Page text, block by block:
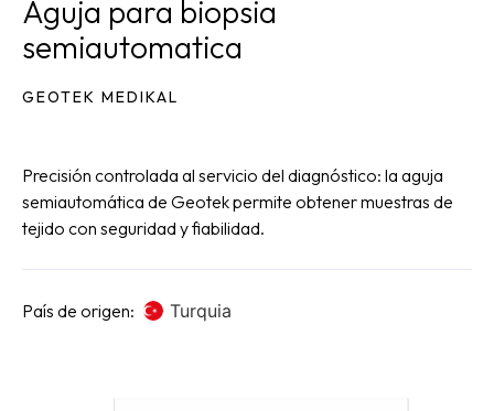
Aguja para biopsia
semiautomatica
GEOTEK MEDIKAL
Precisión controlada al servicio del diagnóstico: la aguja
semiautomática de Geotek permite obtener muestras de
tejido con seguridad y fiabilidad.
País de origen: Turquia